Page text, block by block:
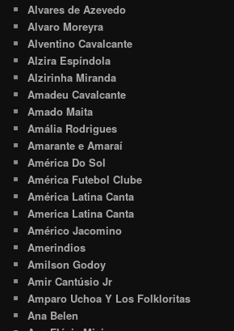
Alvares de Azevedo
Alvaro Moreyra
Alventino Cavalcante
Alzira Espíndola
Alzirinha Miranda
Amadeu Cavalcante
Amado Maita
Amália Rodrigues
Amarante e Amaraí
América Do Sol
América Futebol Clube
América Latina Canta
America Latina Canta
Américo Jacomino
Amerindios
Amilson Godoy
Amir Cantúsio Jr
Amparo Uchoa Y Los Folkloritas
Ana Belen